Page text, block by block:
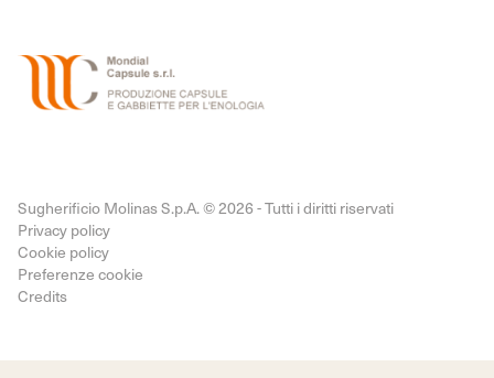
Sugherificio Molinas S.p.A. © 2026 - Tutti i diritti riservati
Privacy policy
Cookie policy
Preferenze cookie
Credits